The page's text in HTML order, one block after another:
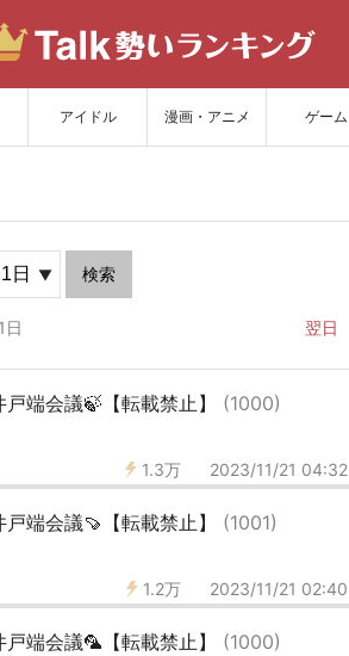
アイドル 漫画・アニメ ゲーム
新
検索
日 翌日
端会議🍃【転載禁止】 (1000)
1.3万 2023/11/21 04:32
端会議🍠【転載禁止】 (1001)
1.2万 2023/11/21 02:40
端会議🦜【転載禁止】 (1000)